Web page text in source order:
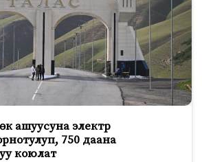
ашуусуна электр
750 даана
коюлат